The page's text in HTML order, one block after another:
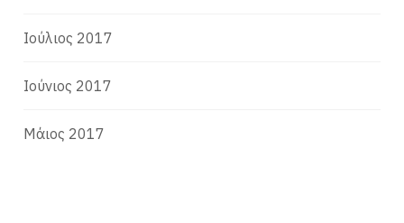
Ιούλιος 2017
Ιούνιος 2017
Μάιος 2017